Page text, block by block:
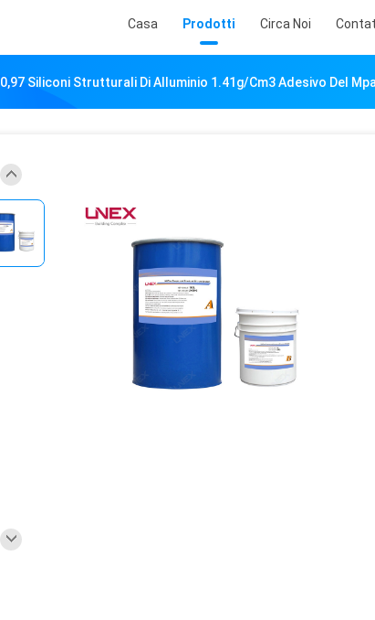
Casa Prodotti Circa Noi
0,97 Siliconi Strutturali Di Alluminio 1.41g/Cm3 Adesivo Del Mpa